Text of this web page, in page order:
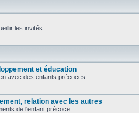
les invités.
et éducation
avec des enfants précoces.
relation avec les autres
de l'enfant précoce.